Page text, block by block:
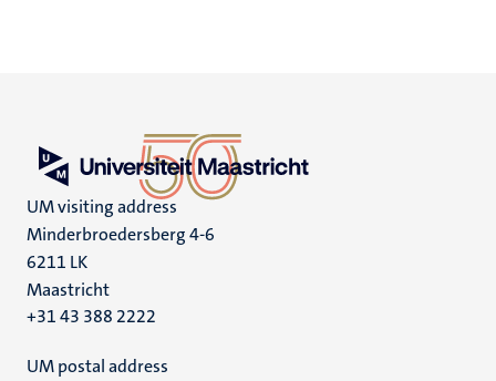
UM visiting address
Minderbroedersberg 4-6
6211 LK
Maastricht
+31 43 388 2222
UM postal address